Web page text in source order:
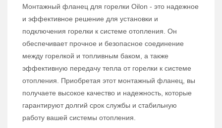
Монтажный фланец для горелки Oilon - это надежное
и эффективное решение для установки и
подключения горелки к системе отопления. Он
обеспечивает прочное и безопасное соединение
между горелкой и топливным баком, а также
эффективную передачу тепла от горелки к системе
отопления. Приобретая этот монтажный фланец, вы
получаете высокое качество и надежность, которые
гарантируют долгий срок службы и стабильную
работу вашей системы отопления.